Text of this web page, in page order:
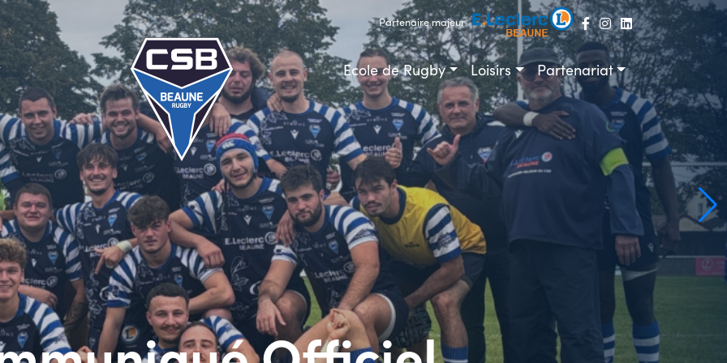
Partenaire majeur
Ecole de Rugby Loisirs Partenariat